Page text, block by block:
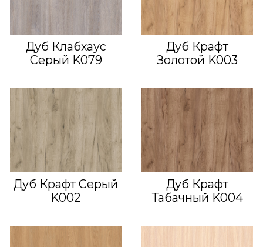
Дуб Клабхаус
Серый K079
Дуб Крафт
Золотой K003
Дуб Крафт Серый
K002
Дуб Крафт
Табачный K004